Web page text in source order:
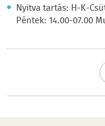
Nyitva tartás: H-K-
Péntek: 14.00-07.00